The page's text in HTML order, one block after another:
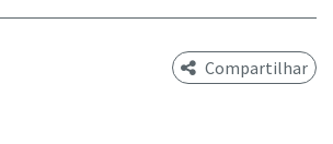
Compartilhar